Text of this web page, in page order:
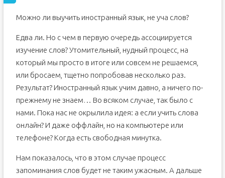
Можно ли выучить иностранный язык, не уча слов?
Едва ли. Но с чем в первую очередь ассоциируется
изучение слов? Утомительный, нудный процесс, на
который мы просто в итоге или совсем не решаемся,
или бросаем, тщетно попробовав несколько раз.
Результат? Иностранный язык учим давно, а ничего по-
прежнему не знаем… Во всяком случае, так было с
нами. Пока нас не окрылила идея: а если учить слова
онлайн? И даже оффлайн, но на компьютере или
телефоне? Когда есть свободная минутка.
Нам показалось, что в этом случае процесс
запоминания слов будет не таким ужасным. А дальше